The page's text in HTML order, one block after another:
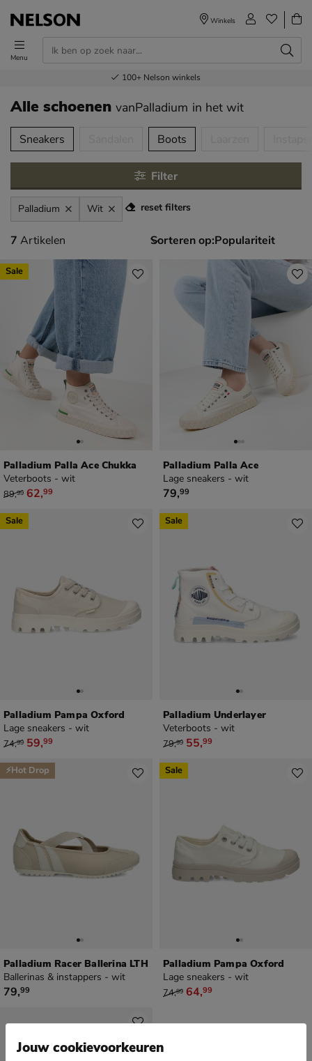
Menu
Winkels
Voor 23.00u besteld,volgende dag in huis
Gratisverzending en retour
Bestel nu,betaal later
100+ Nelson winkels
Alle schoenen vanPalladium in het wit
over
Sneakers Boots
Filter
Palladium Wit reset filters
7 artikelen
7 Artikelen Sorteren op:
Palladium Palla Ace Chukka
Veterboots - wit
van € 89,99 voor € 62,99
89,99 62,99
Sale
Palladium Palla Ace
Lage sneakers - wit
€ 79,99
79,99
Palladium Pampa Oxford
Lage sneakers - wit
van € 74,99 voor € 59,99
74,99 59,99
Sale
Palladium Underlayer
Veterboots - wit
van € 79,99 voor € 55,99
79,99 55,99
Sale
Palladium Racer Ballerina LTH
Ballerinas & instappers - wit
€ 79,99
79,99
⚡Hot Drop
Palladium Pampa Oxford
Lage sneakers - wit
van € 74,99 voor € 64,99
74,99 64,99
Sale
Jouw cookievoorkeuren